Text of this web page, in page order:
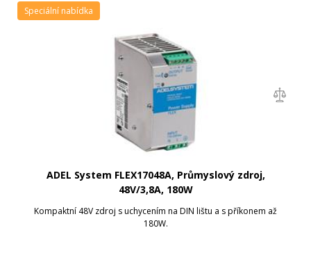
ADEL System FLEX17048A, Průmyslový zdroj,
48V/3,8A, 180W
Kompaktní 48V zdroj s uchycením na DIN lištu a s příkonem až
180W.
Speciální nabídka